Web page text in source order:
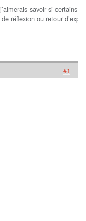
savoir si certains
réflexion ou retour
#1